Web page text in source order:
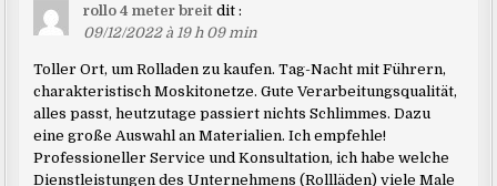
rollo 4 meter breit dit :
09/12/2022 à 19 h 09 min
Toller Ort, um Rolladen zu kaufen. Tag-Nacht mit Führern,
charakteristisch Moskitonetze. Gute Verarbeitungsqualität,
alles passt, heutzutage passiert nichts Schlimmes. Dazu
eine große Auswahl an Materialien. Ich empfehle!
Professioneller Service und Konsultation, ich habe welche
Dienstleistungen des Unternehmens (Rollläden) viele Male